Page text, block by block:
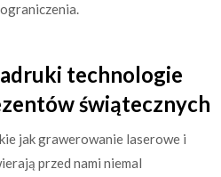
technologie
świątecznych
jak grawerowanie laserowe i
przed nami niemal